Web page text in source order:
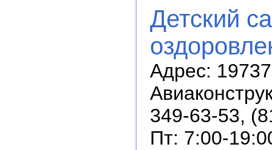
Детский
Адрес:
349-63-53,
Пт: 7:00-